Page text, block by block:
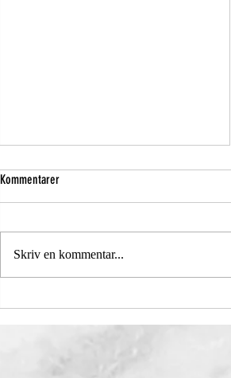
Då så!
Kommentarer
Skriv en kommentar...